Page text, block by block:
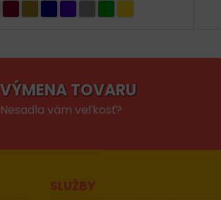
MOŽNOSTÍ
VÝMENA TOVARU
Nesadla vám veľkosť?
SLUŽBY